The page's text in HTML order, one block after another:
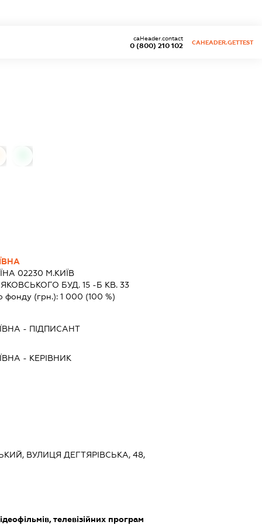
0 (800) 210 102
caHeader.contact
CAHEADER.GETTEST
02230 М.КИЇВ
БУД. 15 -Б КВ. 33
фонду (грн.):1 000 (100 %)
- ПІДПИСАНТ
- КЕРІВНИК
ВУЛИЦЯ ДЕГТЯРІВСЬКА, 48,
телевізійних програм